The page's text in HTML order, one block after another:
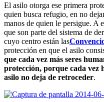
El asilo otorga ese primera
quien busca refugio, en no
manos de quien le persigue. A
que son parte del sistema de
cuyo centro están las
protección en que el asilo
que cada vez más seres
protección, porque cada vez
asilo no deja de retroceder.